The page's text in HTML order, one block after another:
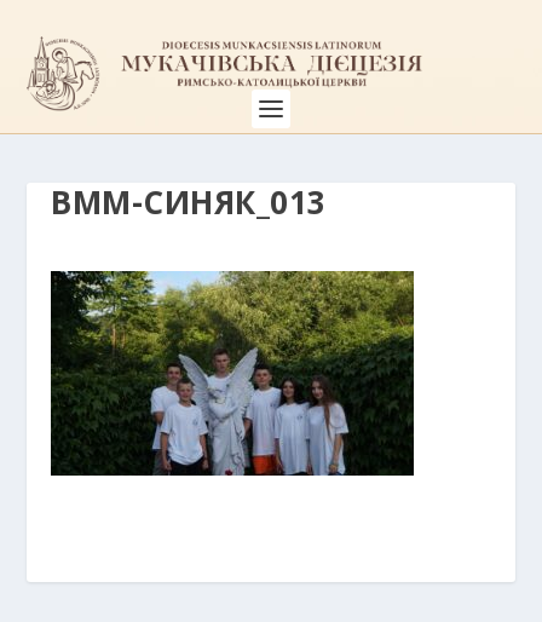
ВММ-СИНЯК_013